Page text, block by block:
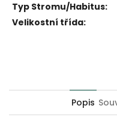
Typ Stromu/Habitus:
Velikostní třída:
Popis